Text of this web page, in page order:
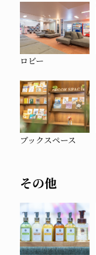
ロビー
ブックスペース
その他